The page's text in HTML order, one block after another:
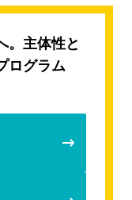
。主体性と
ログラム